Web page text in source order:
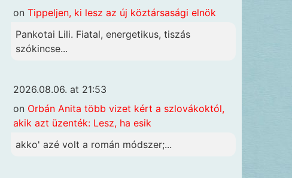
on Tippeljen, ki lesz az új köztársasági elnök
Pankotai Lili. Fiatal, energetikus, tiszás
szókincse...
2026.08.06. at 21:53
on Orbán Anita több vizet kért a szlovákoktól,
akik azt üzenték: Lesz, ha esik
akko' azé volt a román módszer;...